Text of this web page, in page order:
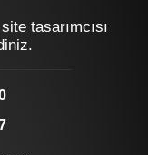
tasarımcısı